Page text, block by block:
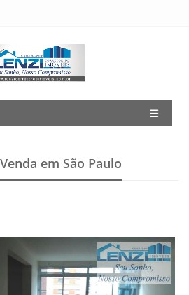
em São Paulo